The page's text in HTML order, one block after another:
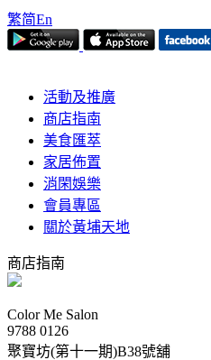
繁简En
活動及推廣
商店指南
美食匯萃
家居佈置
消閑娛樂
會員專區
關於黃埔天地
商店指南
Color Me Salon
9788 0126
聚寶坊(第十一期)B38號舖